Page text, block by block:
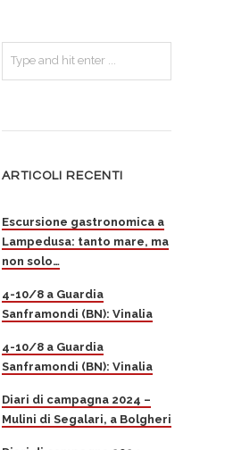
ARTICOLI RECENTI
Escursione gastronomica a
Lampedusa: tanto mare, ma
non solo…
4-10/8 a Guardia
Sanframondi (BN): Vinalia
4-10/8 a Guardia
Sanframondi (BN): Vinalia
Diari di campagna 2024 –
Mulini di Segalari, a Bolgheri